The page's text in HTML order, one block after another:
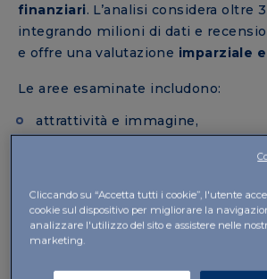
finanziari. L’analisi considera oltre
integrando milioni di dati e
e offre una valutazione imparziale
Le aree esaminate includono:
attrattività e immagine,
retribuzione e benefit,
cultura e valori,
diversità, equità e inclusione,
criteri ESG (environmental,
Cliccando su “Accetta tutti i cookie”, l'utente
cookie sul dispositivo per migliorare la
analizzare l'utilizzo del sito e assistere nelle
marketing.